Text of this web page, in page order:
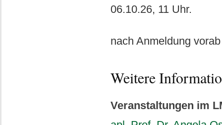
06.10.26, 11 Uhr.
nach Anmeldung
Weitere
Veranstaltungen im